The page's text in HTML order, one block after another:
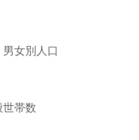
女別人口
帯数